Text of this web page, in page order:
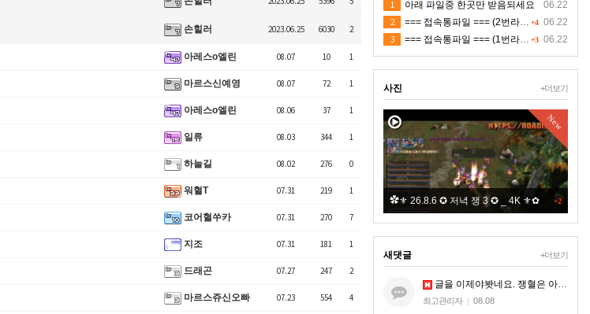
손힐러 2023.06.25 6030 2
아레스o엘린 08.07 10 1
마르스신예영 08.07 72 1
아레스o엘린 08.06 37 1
일류 08.03 344 1
하늘길 08.02 276 0
워혈T 07.31 219 1
코어혈쑤카 07.31 270 7
지조 07.31 181 1
드래곤 07.27 247 2
마르스쥬신오빠 07.23 554 4
06.22
1 아래 파일중 한곳만 받음되세요
+4 06.22
2 === 접속통파일 === (2번라인)
+3 06.22
3 === 접속통파일 === (1번라인)
+더보기
사진
New
+2
✿⚜ 26.8.6 ✪ 저녁 쟁 3 ✪ _ 4K ⚜✿
+더보기
새댓글
글을 이제야봣네요. 쟁혈은 아무혈이나 해드리는게 아니라. 지엠한테 오셔서 본케 5명맞는지 확인받으시는거세요.
최고관리자 | 08.08